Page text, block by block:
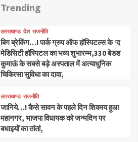
Trending
उत्तराखण्ड देश राजनीति
बिग ब्रेकिंग…! पार्क ग्रुप ऑफ हॉस्पिटल्स के ‘द
मेडिसिटी हॉस्पिटल का भव्य शुभारम्भ,330 बेडड
कुमाऊं के सबसे बड़े अस्पताल में अत्याधुनिक
चिकित्सा सुविधा का दावा,
उत्तराखण्ड राजनीति
जानिये…! कैसे सावन के पहले दिन शिवमय हुआ
महानगर, भाजपा विधायक को जन्मदिन पर
बधाइयों का तांतां,